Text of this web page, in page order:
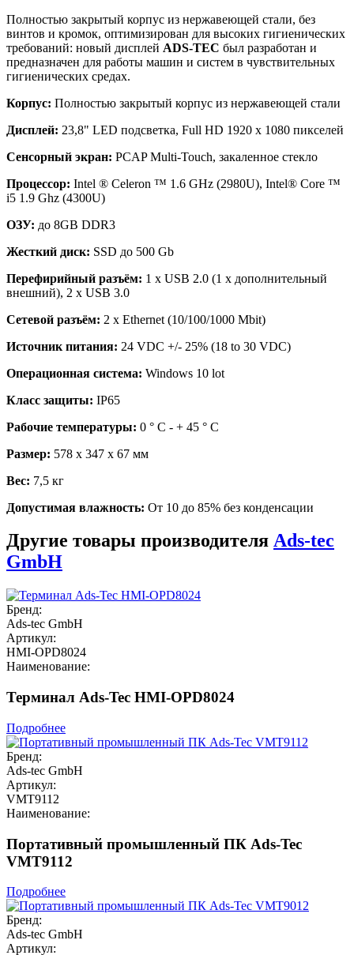
Полностью закрытый корпус из нержавеющей стали, без
винтов и кромок, оптимизирован для высоких гигиенических
требований: новый дисплей ADS-TEC был разработан и
предназначен для работы машин и систем в чувствительных
гигиенических средах.
Корпус: Полностью закрытый корпус из нержавеющей стали
Дисплей: 23,8" LED подсветка, Full HD 1920 x 1080 пикселей
Сенсорный экран: PCAP Multi-Touch, закаленное стекло
Процессор: Intel ® Celeron ™ 1.6 GHz (2980U), Intel® Core ™
i5 1.9 Ghz (4300U)
ОЗУ: до 8GB DDR3
Жесткий диск: SSD до 500 Gb
Перефирийный разъём: 1 x USB 2.0 (1 x дополнительный
внешний), 2 x USB 3.0
Сетевой разъём: 2 x Ethernet (10/100/1000 Mbit)
Источник питания: 24 VDC +/- 25% (18 to 30 VDC)
Операционная система: Windows 10 lot
Класс защиты: IP65
Рабочие температуры: 0 ° C - + 45 ° C
Размер: 578 x 347 x 67 мм
Вес: 7,5 кг
Допустимая влажность: От 10 до 85% без конденсации
Другие товары производителя Ads-tec
GmbH
Бренд:
Ads-tec GmbH
Артикул:
HMI-OPD8024
Наименование:
Терминал Ads-Tec HMI-OPD8024
Подробнее
Бренд:
Ads-tec GmbH
Артикул:
VMT9112
Наименование:
Портативный промышленный ПК Ads-Tec
VMT9112
Подробнее
Бренд:
Ads-tec GmbH
Артикул: